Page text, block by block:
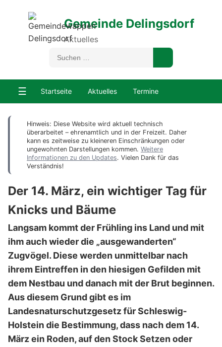
Gemeinde Delingsdorf
Aktuelles
☰ Startseite Aktuelles Termine
Hinweis: Diese Website wird aktuell technisch
überarbeitet – ehrenamtlich und in der Freizeit. Daher
kann es zeitweise zu kleineren Einschränkungen oder
ungewohnten Darstellungen kommen. Weitere
Informationen zu den Updates. Vielen Dank für das
Verständnis!
Der 14. März, ein wichtiger Tag für
Knicks und Bäume
Langsam kommt der Frühling ins Land und mit
ihm auch wieder die „ausgewanderten“
Zugvögel. Diese werden unmittelbar nach
ihrem Eintreffen in den hiesigen Gefilden mit
dem Nestbau und danach mit der Brut beginnen.
Aus diesem Grund gibt es im
Landesnaturschutzgesetz für Schleswig-
Holstein die Bestimmung, dass nach dem 14.
März ein Roden, auf den Stock Setzen oder